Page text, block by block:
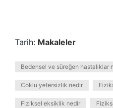
Tarih: Makaleler
Bedensel ve süreğen hastalıklar
Coklu yetersizlik nedir
Fiziksel eksiklik nedir